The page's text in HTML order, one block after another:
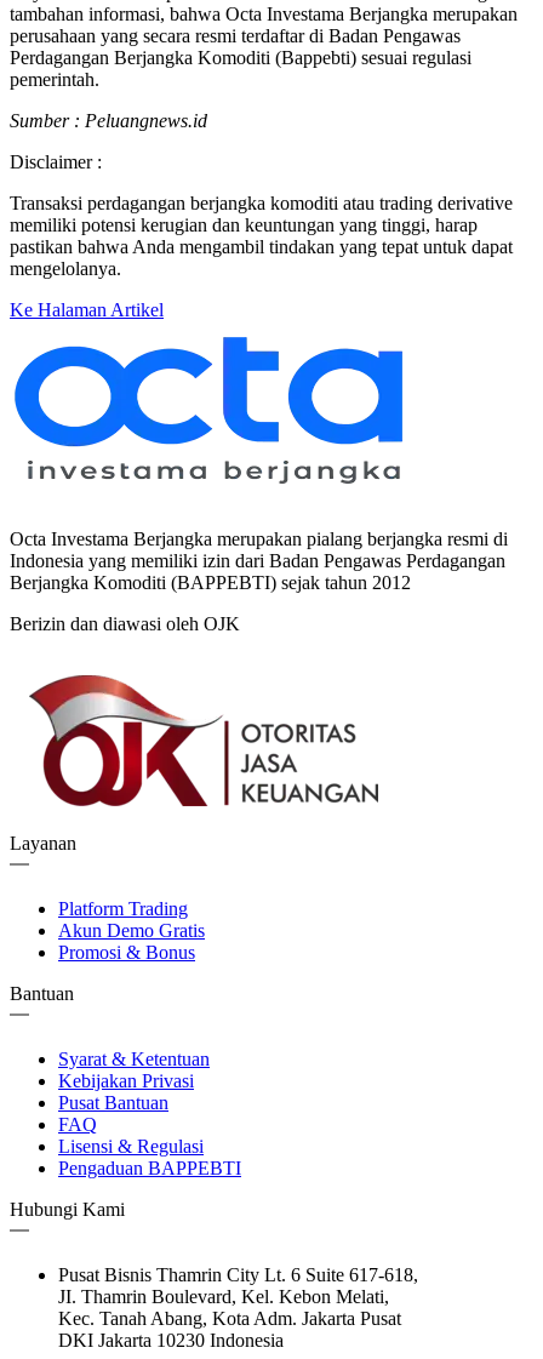
tambahan informasi, bahwa Octa Investama Berjangka merupakan
perusahaan yang secara resmi terdaftar di Badan Pengawas
Perdagangan Berjangka Komoditi (Bappebti) sesuai regulasi
pemerintah.
Sumber : Peluangnews.id
Disclaimer :
Transaksi perdagangan berjangka komoditi atau trading derivative
memiliki potensi kerugian dan keuntungan yang tinggi, harap
pastikan bahwa Anda mengambil tindakan yang tepat untuk dapat
mengelolanya.
Ke Halaman Artikel
Octa Investama Berjangka merupakan pialang berjangka resmi di
Indonesia yang memiliki izin dari Badan Pengawas Perdagangan
Berjangka Komoditi (BAPPEBTI) sejak tahun 2012
Berizin dan diawasi oleh OJK
Layanan
Platform Trading
Akun Demo Gratis
Promosi & Bonus
Bantuan
Syarat & Ketentuan
Kebijakan Privasi
Pusat Bantuan
FAQ
Lisensi & Regulasi
Pengaduan BAPPEBTI
Hubungi Kami
Pusat Bisnis Thamrin City Lt. 6 Suite 617-618,
JI. Thamrin Boulevard, Kel. Kebon Melati,
Kec. Tanah Abang, Kota Adm. Jakarta Pusat
DKI Jakarta 10230 Indonesia